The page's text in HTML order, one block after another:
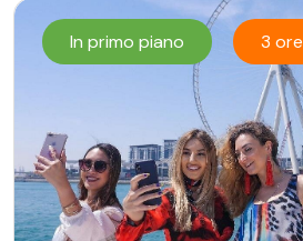
In primo piano 3 ore